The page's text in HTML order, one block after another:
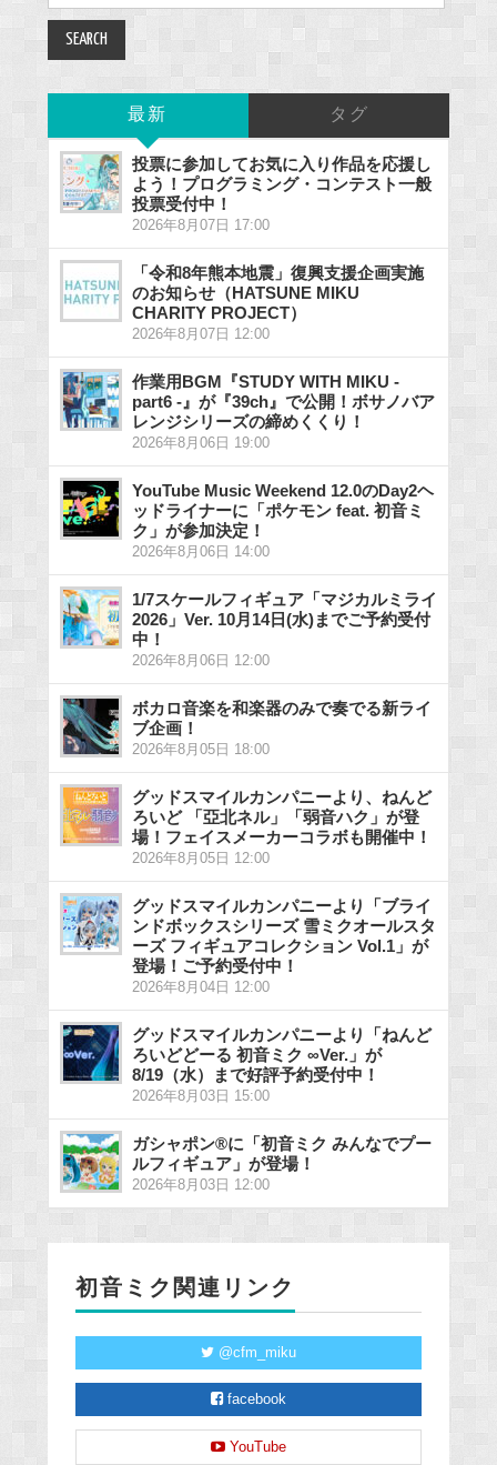
最新 タグ
投票に参加してお気に入り作品を応援し
よう！プログラミング・コンテスト一般
投票受付中！
2026年8月07日 17:00
「令和8年熊本地震」復興支援企画実施
のお知らせ（HATSUNE MIKU
CHARITY PROJECT）
2026年8月07日 12:00
作業用BGM『STUDY WITH MIKU -
part6 -』が『39ch』で公開！ボサノバア
レンジシリーズの締めくくり！
2026年8月06日 19:00
YouTube Music Weekend 12.0のDay2ヘ
ッドライナーに「ポケモン feat. 初音ミ
ク」が参加決定！
2026年8月06日 14:00
1/7スケールフィギュア「マジカルミライ
2026」Ver. 10月14日(水)までご予約受付
中！
2026年8月06日 12:00
ボカロ音楽を和楽器のみで奏でる新ライ
ブ企画！
2026年8月05日 18:00
グッドスマイルカンパニーより、ねんど
ろいど 「亞北ネル」「弱音ハク」が登
場！フェイスメーカーコラボも開催中！
2026年8月05日 12:00
グッドスマイルカンパニーより「ブライ
ンドボックスシリーズ 雪ミクオールスタ
ーズ フィギュアコレクション Vol.1」が
登場！ご予約受付中！
2026年8月04日 12:00
グッドスマイルカンパニーより「ねんど
ろいどどーる 初音ミク ∞Ver.」が
8/19（水）まで好評予約受付中！
2026年8月03日 15:00
ガシャポン®に「初音ミク みんなでプー
ルフィギュア」が登場！
2026年8月03日 12:00
初音ミク関連リンク
@cfm_miku
facebook
YouTube